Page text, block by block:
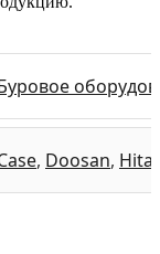
, Doosan,